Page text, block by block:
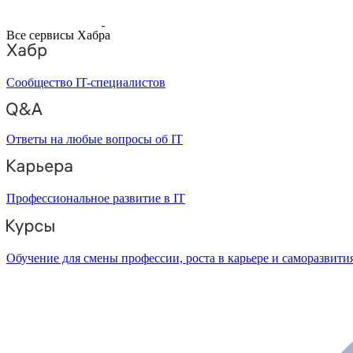
Все сервисы Хабра
Сообщество IT-специалистов
Ответы на любые вопросы об IT
Профессиональное развитие в IT
Обучение для смены профессии, роста в карьере и